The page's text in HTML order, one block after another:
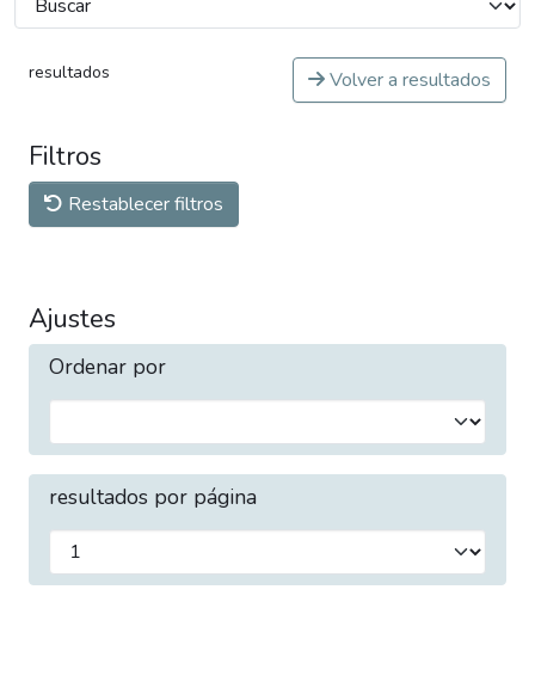
resultados Volver a resultados
Filtros
Restablecer filtros
Ajustes
Ordenar por
resultados por página